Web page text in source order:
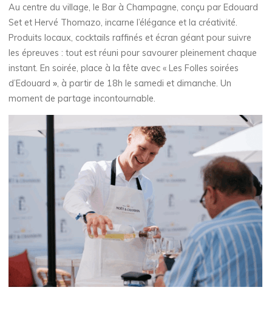
Au centre du village, le Bar à Champagne, conçu par Edouard
Set et Hervé Thomazo, incarne l’élégance et la créativité.
Produits locaux, cocktails raffinés et écran géant pour suivre
les épreuves : tout est réuni pour savourer pleinement chaque
instant. En soirée, place à la fête avec « Les Folles soirées
d’Edouard», à partir de 18h le samedi et dimanche. Un
moment de partage incontournable.